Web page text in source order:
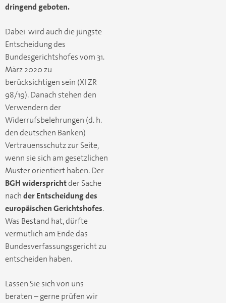
dringend geboten.
Dabei wird auch die jüngste
Entscheidung des
Bundesgerichtshofes vom 31.
März 2020 zu
berücksichtigen sein (XI ZR
98/19). Danach stehen den
Verwendern der
Widerrufsbelehrungen (d. h.
den deutschen Banken)
Vertrauensschutz zur Seite,
wenn sie sich am gesetzlichen
Muster orientiert haben. Der
BGH widersprichtder Sache
nachder Entscheidung des
europäischen Gerichtshofes.
Was Bestand hat, dürfte
vermutlich am Ende das
Bundesverfassungsgericht zu
entscheiden haben.
Lassen Sie sich von uns
beraten – gerne prüfen wir